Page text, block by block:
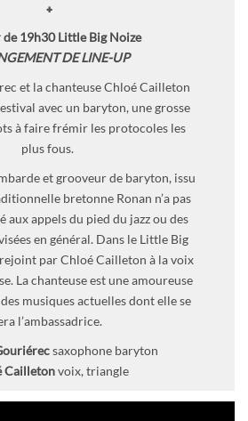
+
19h30 Little Big Noize
DE LINE-UP
et la chanteuse Chloé Cailleton
avec un baryton, une grosse
à faire frémir les protocoles les
plus fous.
et grooveur de baryton, issu
bretonne Ronan n’a pas
aux appels du pied du jazz ou des
en général. Dans le Little Big
par Chloé Cailleton à la voix
La chanteuse est une amoureuse
musiques actuelles dont elle se
l’ambassadrice.
saxophone baryton
Cailletonvoix, triangle